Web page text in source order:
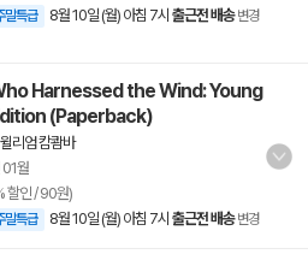
말특급 8월 10일 (월) 아침 7시 출근전 배송 변경
Harnessed the Wind: Young
(Paperback)
윌리엄 캄쾀바
월
할인 / 90원)
말특급 8월 10일 (월) 아침 7시 출근전 배송 변경